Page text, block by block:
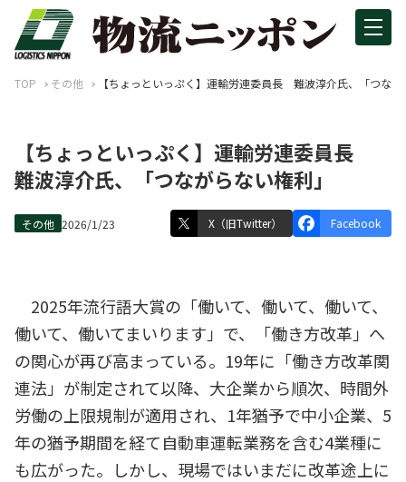
TOP その他 【ちょっといっぷく】運輸労連委員長 難波淳介氏、「つな
【ちょっといっぷく】運輸労連委員長
難波淳介氏、「つながらない権利」
その他 2026/1/23 X（旧Twitter） Facebook
2025年流行語大賞の「働いて、働いて、働いて、
働いて、働いてまいります」で、「働き方改革」へ
の関心が再び高まっている。19年に「働き方改革関
連法」が制定されて以降、大企業から順次、時間外
労働の上限規制が適用され、1年猶予で中小企業、5
年の猶予期間を経て自動車運転業務を含む4業種に
も広がった。しかし、現場ではいまだに改革途上に